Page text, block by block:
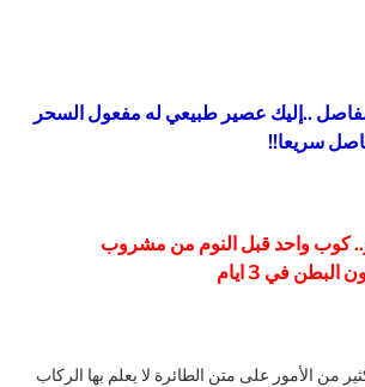
..إليك عصير طبيعي له مفعول السحر
سريعا!!
كوب واحد قبل النوم من مشروب
في 3 ايام
من الأمور على متن الطائرة لا يعلم بها الركاب